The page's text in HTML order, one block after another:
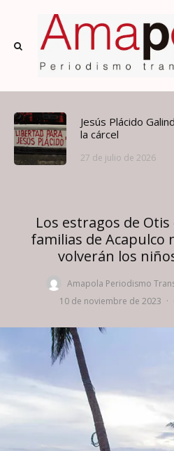
Jesús Plácido
la cárcel
27 de julio de 2026
Los estragos de
familias de Acapulco
volverán los
Amapola Periodismo
10 de noviembre de 2023 ·